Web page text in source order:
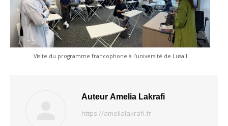
Visite du programme francophone à l’université de Lusail
Auteur Amelia Lakrafi
https://amelialakrafi.fr